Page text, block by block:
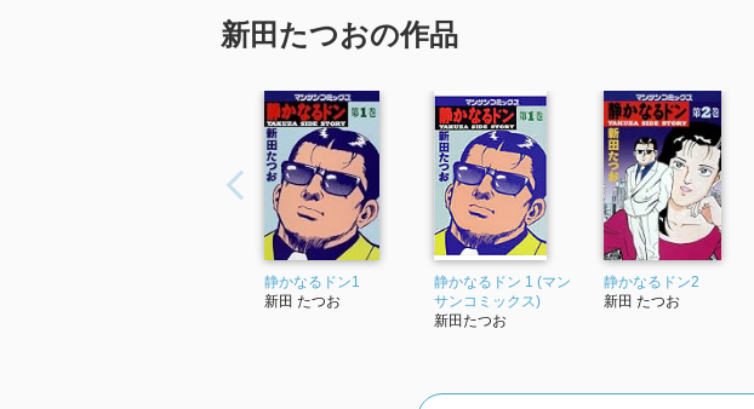
新田たつおの作品
静かなるドン1
新田 たつお
静かなるドン 1 (マン
サンコミックス)
新田たつお
静かなるドン2
新田 たつお